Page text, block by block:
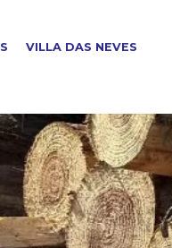
VILLA DAS NEVES